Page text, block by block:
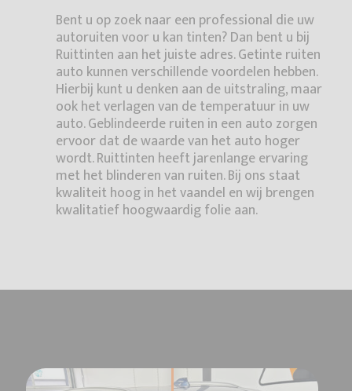
Bent u op zoek naar een professional die uw
autoruiten voor u kan tinten? Dan bent u bij
Ruittinten aan het juiste adres. Getinte ruiten
auto kunnen verschillende voordelen hebben.
Hierbij kunt u denken aan de uitstraling, maar
ook het verlagen van de temperatuur in uw
auto. Geblindeerde ruiten in een auto zorgen
ervoor dat de waarde van het auto hoger
wordt. Ruittinten heeft jarenlange ervaring
met het blinderen van ruiten. Bij ons staat
kwaliteit hoog in het vaandel en wij brengen
kwalitatief hoogwaardig folie aan.